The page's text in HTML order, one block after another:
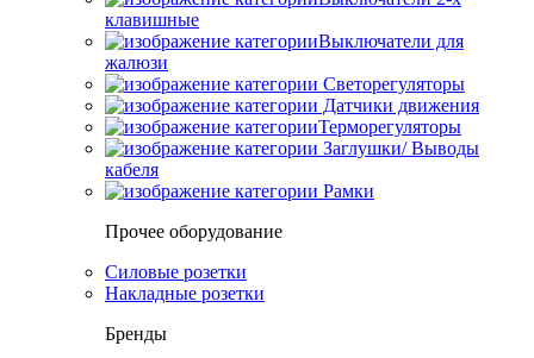
клавишные
Выключатели для
жалюзи
Светорегуляторы
Датчики движения
Терморегуляторы
Заглушки/ Выводы
кабеля
Рамки
Прочее оборудование
Силовые розетки
Накладные розетки
Бренды